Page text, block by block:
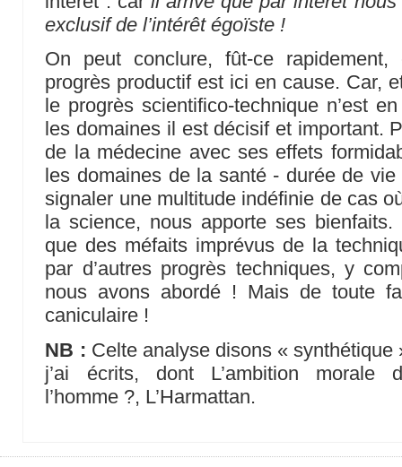
exclusif de l’intérêt égoïste !
On peut conclure, fût-ce
progrès productif est ici en cause. Car,
le progrès scientifico-technique n’est
les domaines il est décisif et important.
de la médecine avec ses effets
les domaines de la santé - durée de
signaler une multitude indéfinie de cas
la science, nous apporte ses
que des méfaits imprévus de la
par d’autres progrès techniques, y
nous avons abordé ! Mais de toute
caniculaire !
NB : Celte analyse disons « synthétique
j’ai écrits, dont L’ambition morale
l’homme ?, L’Harmattan.